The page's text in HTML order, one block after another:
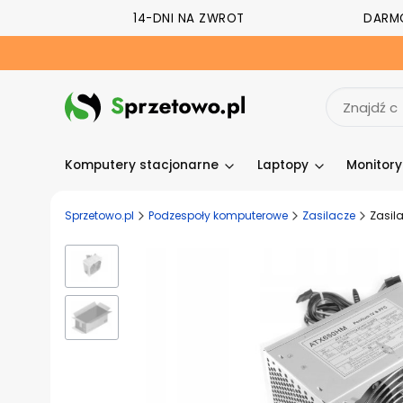
14-DNI NA ZWROT
Komputery stacjonarne Laptopy
Sprzetowo.pl Podzespoły komputerowe Zasilacze